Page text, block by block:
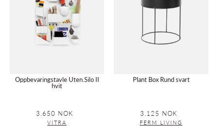
Oppbevaringstavle Uten.Silo II
hvit
Vanlig
pris
3.650 NOK
VITRA
Plant Box Rund svart
Vanlig
pris
3.125 NOK
FERM LIVING